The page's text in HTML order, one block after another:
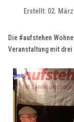
Erstellt: 02.
Die #aufstehen
Veranstaltung mit